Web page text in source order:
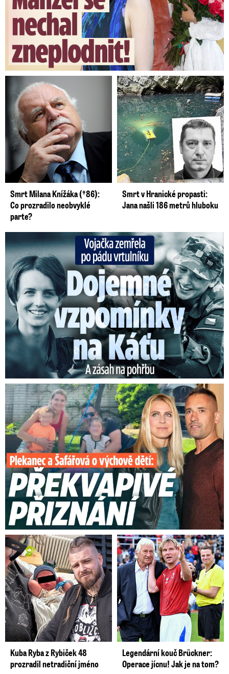
Smrt Milana Knížáka (†86):
Co prozradilo neobvyklé
parte?
Smrt v Hranické propasti:
Jana našli 186 metrů hluboku
Vojačka zemřela po pádu vrtulníku: Dojemné vzpomínky na ...
Plekanec a Šafářová o výchově dětí: Překvapivé přiznání
Kuba Ryba z Rybiček 48
prozradil netradiční jméno
Legendární kouč Brückner:
Operace jícnu! Jak je na tom?